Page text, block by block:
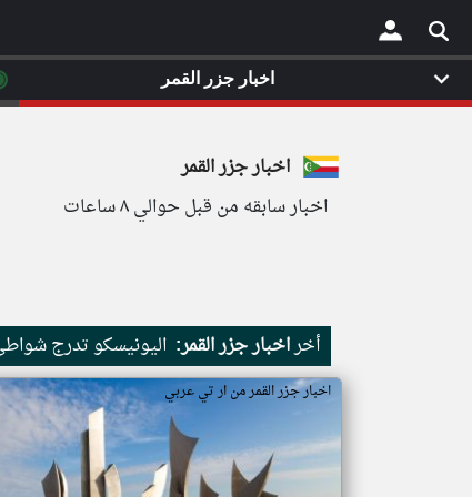
×
اخبار جزر القمر
اخبار سابقه من قبل حوالي ٨ ساعات
أخراخبار جزر القمر: اليونيسكو تدرج
اخبار جزر القمر من ار تي عربي
اخبار جزر القمر